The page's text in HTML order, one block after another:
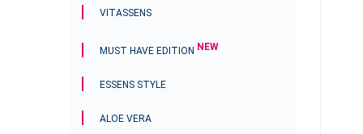
VITASSENS
MUST HAVE EDITION NEW
ESSENS STYLE
ALOE VERA